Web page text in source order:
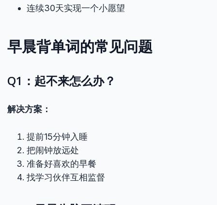
连续30天实现一个小愿望
早晨背单词的常见问题
Q1：起不来怎么办？
解决方案：
提前15分钟入睡
把闹钟放远处
准备好喜欢的早餐
找学习伙伴互相监督